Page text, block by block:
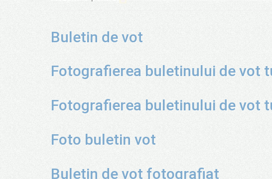
Buletin de vot
Fotografierea buletinului de vot
Fotografierea buletinului de vot
Foto buletin vot
Buletin de vot fotografiat